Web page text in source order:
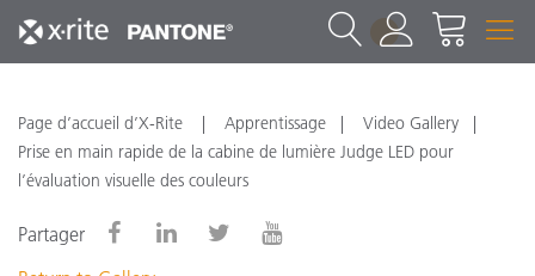
1
Page d’accueil d’X-Rite Apprentissage
Video Gallery
Prise en main rapide de la cabine de lumière Judge LED pour
l’évaluation visuelle des couleurs
Partager